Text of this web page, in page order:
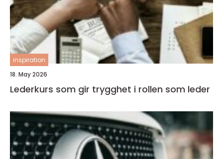
inspiration
18. May 2026
Lederkurs som gir trygghet i rollen som leder